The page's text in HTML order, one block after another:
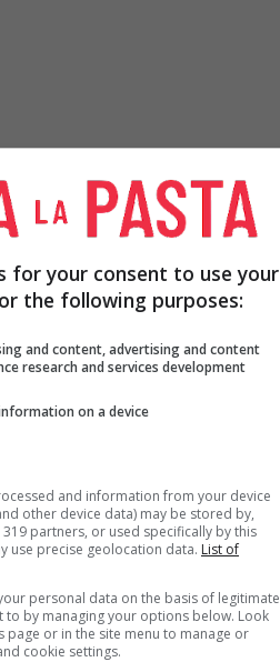
for your consent to use your
the following purposes:
and content, advertising and content
research and services development
on a device
and information from your device
other device data) may be stored by,
partners, or used specifically by this
use precise geolocation data. List of
personal data on the basis of legitimate
to by managing your options below. Look
or in the site menu to manage or
cookie settings.